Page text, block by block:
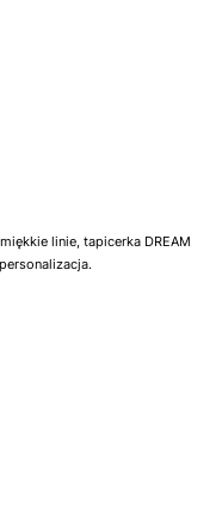
linie, tapicerka DREAM